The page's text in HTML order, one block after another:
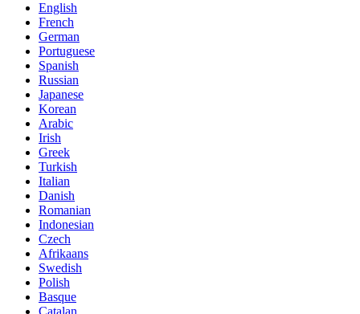
English
French
German
Portuguese
Spanish
Russian
Japanese
Korean
Arabic
Irish
Greek
Turkish
Italian
Danish
Romanian
Indonesian
Czech
Afrikaans
Swedish
Polish
Basque
Catalan